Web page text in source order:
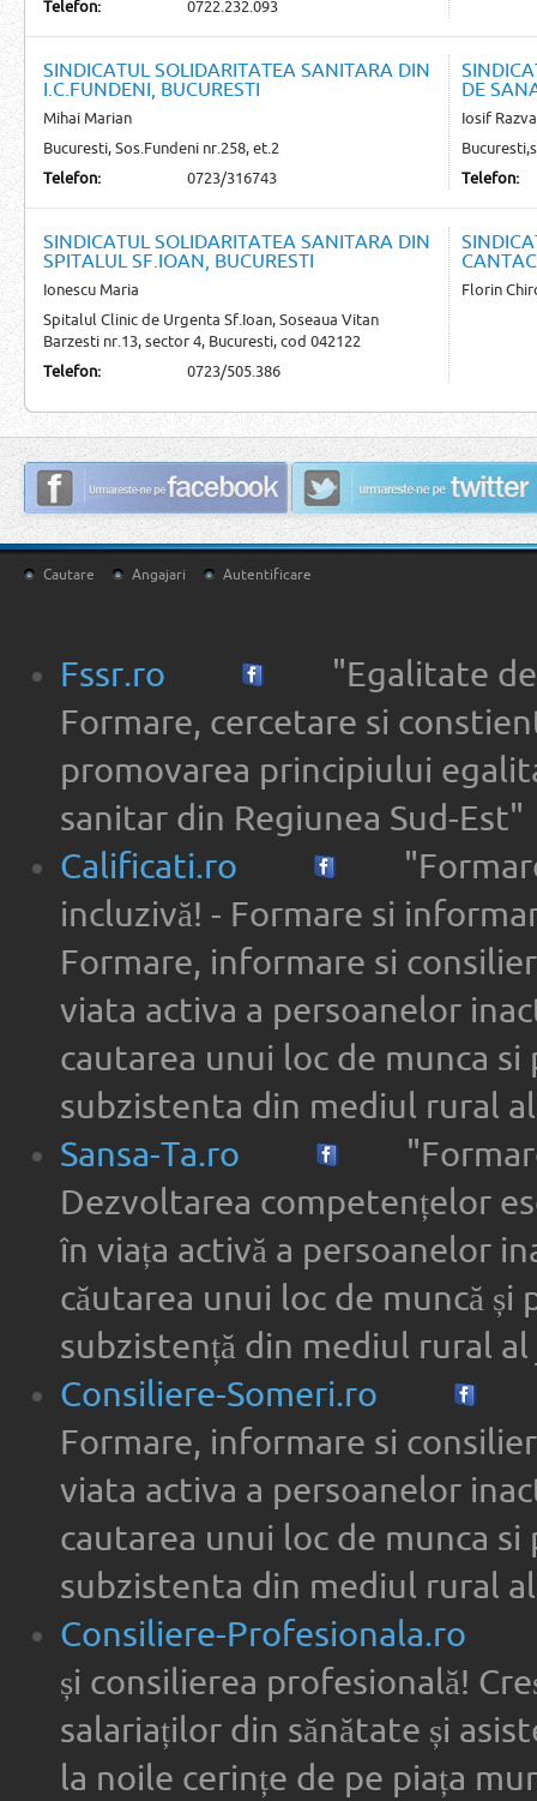
Telefon:
0722.232.093
SINDICATUL SOLIDARITATEA SANITARA DIN
I.C.FUNDENI, BUCURESTI
Mihai Marian
Bucuresti, Sos.Fundeni nr.258, et.2
Telefon:
0723/316743
DE
Iosif
Telefon:
SINDICATUL SOLIDARITATEA SANITARA DIN
SPITALUL SF.IOAN, BUCURESTI
Ionescu Maria
Spitalul Clinic de Urgenta Sf.Ioan, Soseaua Vitan
Barzesti nr.13, sector 4, Bucuresti, cod 042122
Telefon:
0723/505.386
Florin
Cautare Angajari Autentificare
Fssr.ro
"Egalitate de
Formare, cercetare si
promovarea principiului
sanitar din Regiunea Sud-Est"
Calificati.ro
incluzivă! - Formare si
Formare, informare si
viata activa a persoanelor
cautarea unui loc de munca
subzistenta din mediul rural
Sansa-Ta.ro
Dezvoltarea competențelor
în viața activă a persoanelor
căutarea unui loc de muncă
subzistență din mediul rural
Consiliere-Someri.ro
Formare, informare si
viata activa a persoanelor
cautarea unui loc de munca
subzistenta din mediul rural
Consiliere-Profesionala.ro
și consilierea profesională!
salariaților din sănătate și
la noile cerințe de pe piața